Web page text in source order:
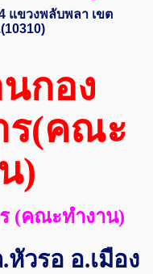
แขวงพลับพลา เขต
กอง
ร(คณะ
)
(คณะทำงาน)
หัวรอ อ.เมือง